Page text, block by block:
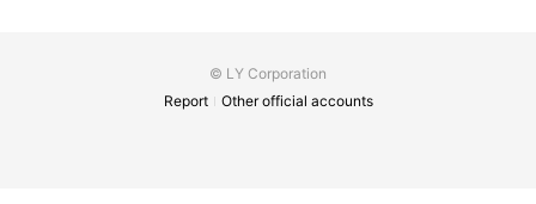
© LY Corporation
Report
Other official accounts